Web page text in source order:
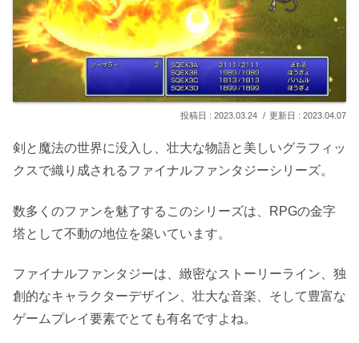
2023.03.24 2023.04.07
剣と魔法の世界に没入し、壮大な物語と美しいグラフィッ
クスで織り成されるファイナルファンタジーシリーズ。
数多くのファンを魅了するこのシリーズは、RPGの金字
塔として不動の地位を築いています。
ファイナルファンタジーは、緻密なストーリーライン、独
創的なキャラクターデザイン、壮大な音楽、そして豊富な
ゲームプレイ要素でとても有名ですよね。